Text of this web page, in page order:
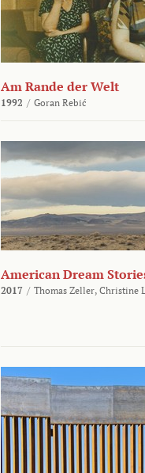
Am Rande der Welt
1992 / Goran Rebić
American Dream
2017 / Thomas Zeller, Christine